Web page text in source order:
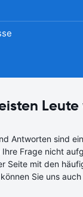
Leute
Antworten sind
Frage nicht
Seite mit den
Sie uns